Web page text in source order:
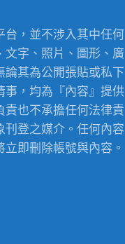
台，並不涉入其中任何
文字、照片、圖形、廣
論其為公開張貼或私下
事，均為『內容』提供
責也不承擔任何法律責
刊登之媒介。任何內容
即刪除帳號與內容。